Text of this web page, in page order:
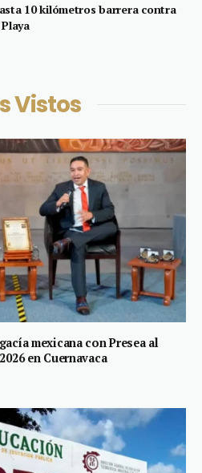
10 kilómetros barrera contra
Vistos
mexicana con Presea al
en Cuernavaca